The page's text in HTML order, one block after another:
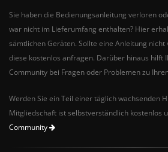
Sie haben die Bedienungsanleitung verloren
war nicht im Lieferumfang enthalten? Hier
sämtlichen Geräten. Sollte eine Anleitung nicht
diese kostenlos anfragen. Darüber hinaus hilft
Community bei Fragen oder Problemen zu
Werden Sie ein Teil einer täglich wachsenden
Mitgliedschaft ist selbstverständlich kostenlos
Community